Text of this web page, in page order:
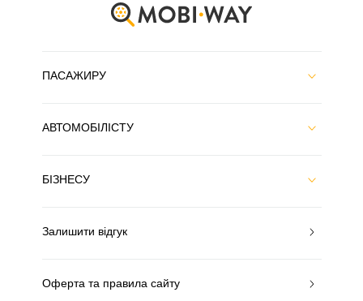
ПАСАЖИРУ
АВТОМОБІЛІСТУ
БІЗНЕСУ
Залишити відгук
Оферта та правила сайту